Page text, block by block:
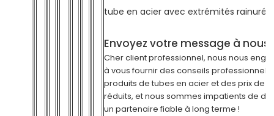
tube en acier avec extrémités
Envoyez votre message à nous
Cher client professionnel, nous nous
à vous fournir des conseils professionnels
produits de tubes en acier et des prix de
réduits, et nous sommes impatients de
un partenaire fiable à long terme !